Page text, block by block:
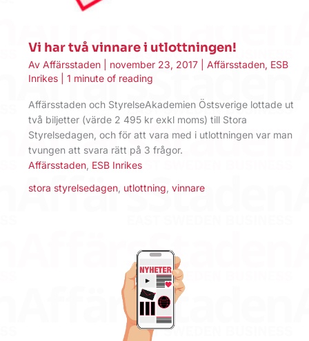
Vi har två vinnare i utlottningen!
Av Affärsstaden november 23, 2017 Affärsstaden, ESB
Inrikes
1 minute of reading
Affärsstaden och StyrelseAkademien Östsverige lottade ut
två biljetter (värde 2 495 kr exkl moms) till Stora
Styrelsedagen, och för att vara med i utlottningen var man
tvungen att svara rätt på 3 frågor.
Affärsstaden ESB Inrikes
stora styrelsedagen utlottning vinnare